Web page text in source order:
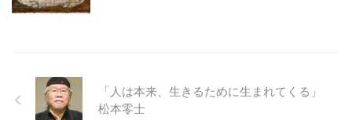
「人は本来、生きるために生まれてくる」
松本零士